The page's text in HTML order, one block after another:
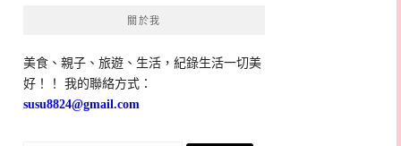
關於我
美食、親子、旅遊、生活，紀錄生活一切美
好！！ 我的聯絡方式：
susu8824@gmail.com